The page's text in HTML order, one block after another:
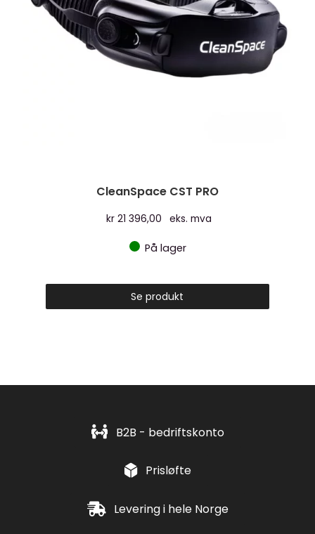
CleanSpace CST PRO
kr 21 396,00 eks. mva
På lager
Se produkt
B2B - bedriftskonto
Prisløfte
Levering i hele Norge